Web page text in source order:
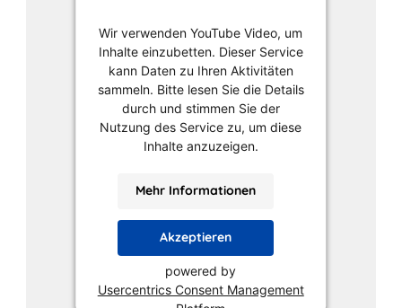
Wir verwenden YouTube Video, um
Inhalte einzubetten. Dieser Service
kann Daten zu Ihren Aktivitäten
sammeln. Bitte lesen Sie die Details
durch und stimmen Sie der
Nutzung des Service zu, um diese
Inhalte anzuzeigen.
Mehr Informationen
Akzeptieren
powered by
Usercentrics Consent Management